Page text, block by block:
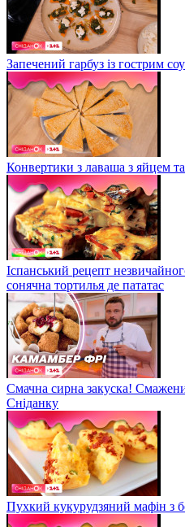
Запечений гарбуз із гострим
Конвертики з лаваша з яйцем
Іспанський рецепт
сонячна тортилья де пататас
Смачна сирна закуска!
Сніданку
Пухкий кукурудзяний мафін з